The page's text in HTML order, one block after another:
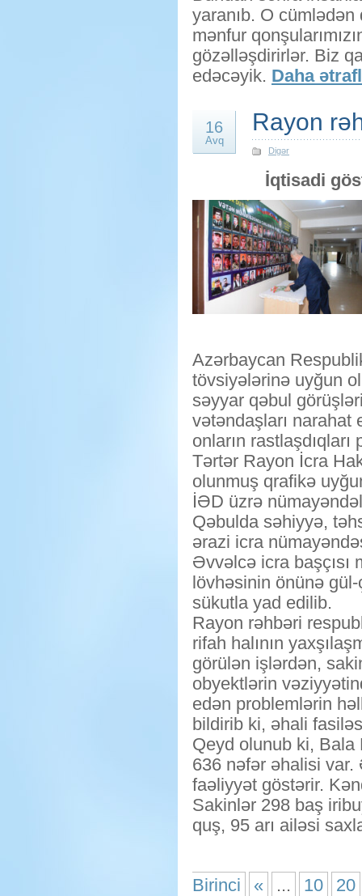
yaranıb. O
mənfur
gözəlləşdirirlər. Biz
edəcəyik. Daha
16
Avq
Rayon
Digər
İqtisadi
Azərbaycan
tövsiyələrinə uyğun
səyyar qəbul
vətəndaşları
onların
Tərtər Rayon İcra
olunmuş qrafikə
İƏD üzrə
Qəbulda səhiyyə,
ərazi icra
Əvvəlcə icra başçısı
lövhəsinin önünə
sükutla yad edilib.
Rayon rəhbəri
rifah halının
görülən işlərdən,
obyektlərin
edən problemlərin
bildirib ki, əhali
Qeyd olunub ki, Bala
636 nəfər əhalisi
faəliyyət göstərir.
Sakinlər 298 baş
quş, 95 arı ailəsi
Birinci « ... 10 20